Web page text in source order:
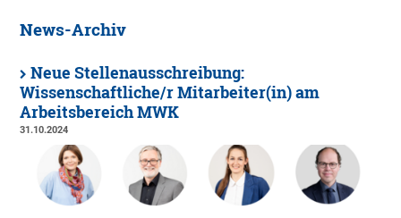
News-Archiv
Neue Stellenausschreibung:
Wissenschaftliche/r Mitarbeiter(in) am
Arbeitsbereich MWK
31.10.2024